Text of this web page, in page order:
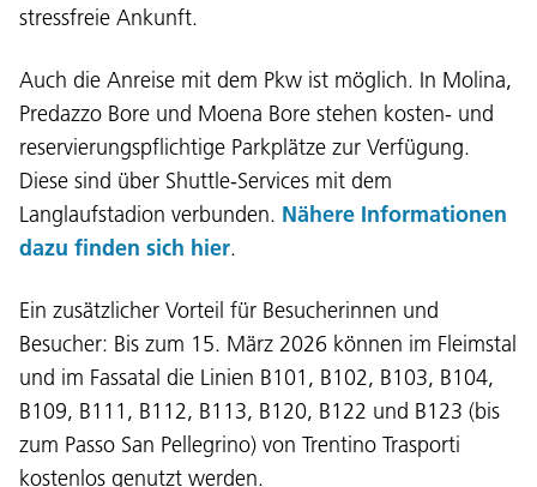
Language:
DEU
ITA LAD ENG
stressfreie Ankunft.
Auch die Anreise mit dem Pkw ist möglich. In Molina,
Predazzo Bore und Moena Bore stehen kosten- und
reservierungspflichtige Parkplätze zur Verfügung.
Diese sind über Shuttle-Services mit dem
Langlaufstadion verbunden. Nähere Informationen
dazu finden sich hier.
Ein zusätzlicher Vorteil für Besucherinnen und
Besucher: Bis zum 15. März 2026 können im Fleimstal
und im Fassatal die Linien B101, B102, B103, B104,
B109, B111, B112, B113, B120, B122 und B123 (bis
zum Passo San Pellegrino) von Trentino Trasporti
kostenlos genutzt werden.